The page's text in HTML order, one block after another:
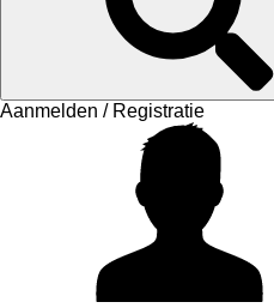
Aanmelden / Registratie